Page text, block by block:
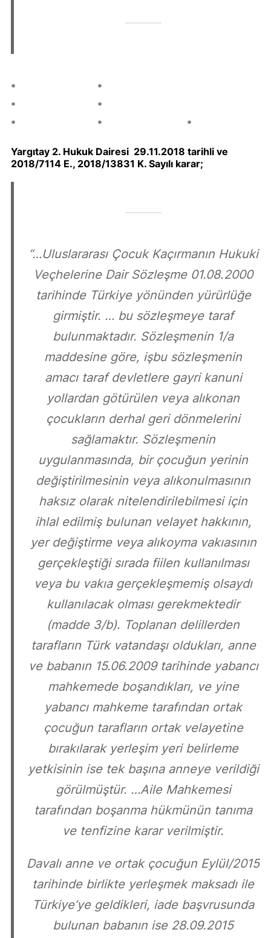
* *
* *
* * *
Yargıtay 2. Hukuk Dairesi 29.11.2018 tarihli ve
2018/7114 E., 2018/13831 K. Sayılı karar;
“…Uluslararası Çocuk Kaçırmanın Hukuki
Veçhelerine Dair Sözleşme 01.08.2000
tarihinde Türkiye yönünden yürürlüğe
girmiştir. … bu sözleşmeye taraf
bulunmaktadır. Sözleşmenin 1/a
maddesine göre, işbu sözleşmenin
amacı taraf devletlere gayri kanuni
yollardan götürülen veya alıkonan
çocukların derhal geri dönmelerini
sağlamaktır. Sözleşmenin
uygulanmasında, bir çocuğun yerinin
değiştirilmesinin veya alıkonulmasının
haksız olarak nitelendirilebilmesi için
ihlal edilmiş bulunan velayet hakkının,
yer değiştirme veya alıkoyma vakıasının
gerçekleştiği sırada fiilen kullanılması
veya bu vakıa gerçekleşmemiş olsaydı
kullanılacak olması gerekmektedir
(madde 3/b). Toplanan delillerden
tarafların Türk vatandaşı oldukları, anne
ve babanın 15.06.2009 tarihinde yabancı
mahkemede boşandıkları, ve yine
yabancı mahkeme tarafından ortak
çocuğun tarafların ortak velayetine
bırakılarak yerleşim yeri belirleme
yetkisinin ise tek başına anneye verildiği
görülmüştür. …Aile Mahkemesi
tarafından boşanma hükmünün tanıma
ve tenfizine karar verilmiştir.
Davalı anne ve ortak çocuğun Eylül/2015
tarihinde birlikte yerleşmek maksadı ile
Türkiye’ye geldikleri, iade başvrusunda
bulunan babanın ise 28.09.2015